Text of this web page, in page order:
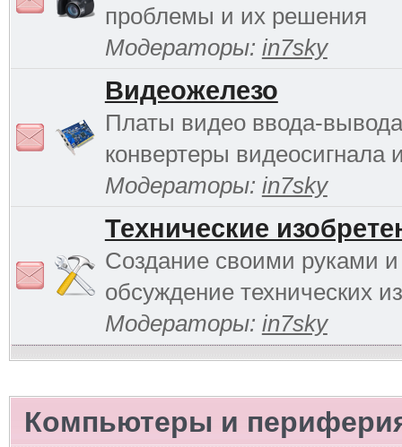
проблемы и их решения
Модераторы: in7sky
Видеожелезо
Платы видео ввода-
конвертеры видеосигнала
Модераторы: in7sky
Технические
Создание своими руками и
обсуждение технических
Модераторы: in7sky
Компьютеры и